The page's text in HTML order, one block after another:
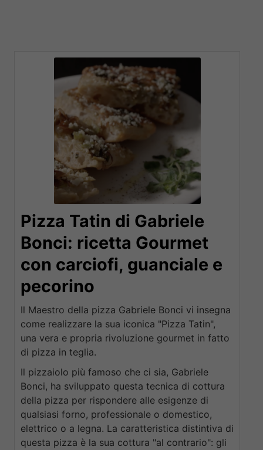
Pizza Tatin di Gabriele
Bonci: ricetta Gourmet
con carciofi, guanciale e
pecorino
Il Maestro della pizza Gabriele Bonci vi insegna
come realizzare la sua iconica "Pizza Tatin",
una vera e propria rivoluzione gourmet in fatto
di pizza in teglia.
Il pizzaiolo più famoso che ci sia, Gabriele
Bonci, ha sviluppato questa tecnica di cottura
della pizza per rispondere alle esigenze di
qualsiasi forno, professionale o domestico,
elettrico o a legna. La caratteristica distintiva di
questa pizza è la sua cottura "al contrario": gli